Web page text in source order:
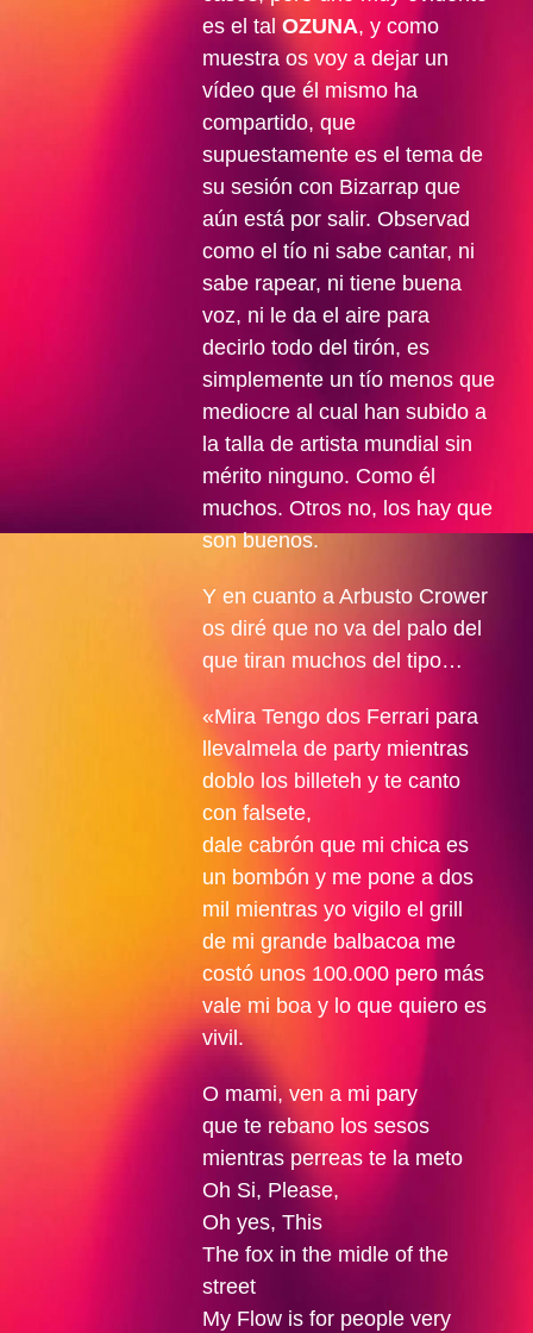
es el tal OZUNA, y como
muestra os voy a dejar un
vídeo que él mismo ha
compartido, que
supuestamente es el tema de
su sesión con Bizarrap que
aún está por salir. Observad
como el tío ni sabe cantar, ni
sabe rapear, ni tiene buena
voz, ni le da el aire para
decirlo todo del tirón, es
simplemente un tío menos que
mediocre al cual han subido a
la talla de artista mundial sin
mérito ninguno. Como él
muchos. Otros no, los hay que
son buenos.
Y en cuanto a Arbusto Crower
os diré que no va del palo del
que tiran muchos del tipo…
«Mira Tengo dos Ferrari para
llevalmela de party mientras
doblo los billeteh y te canto
con falsete,
dale cabrón que mi chica es
un bombón y me pone a dos
mil mientras yo vigilo el grill
de mi grande balbacoa me
costó unos 100.000 pero más
vale mi boa y lo que quiero es
vivil.
O mami, ven a mi pary
que te rebano los sesos
mientras perreas te la meto
Oh Si, Please,
Oh yes, This
The fox in the midle of the
street
My Flow is for people very